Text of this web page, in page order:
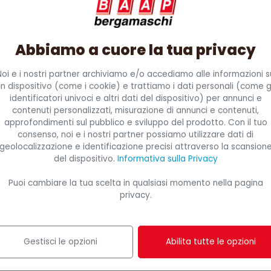
subito un preventivo
prezzi, disponibilità e soluzioni su misura per la tua
Abbiamo a cuore la tua privacy
e i nostri partner archiviamo e/o accediamo alle informazioni
dispositivo (come i cookie) e trattiamo i dati personali (come
identificatori univoci e altri dati del dispositivo) per annunci e
contenuti personalizzati, misurazione di annunci e contenuti,
approfondimenti sul pubblico e sviluppo del prodotto. Con il tuo
consenso, noi e i nostri partner possiamo utilizzare dati di
geolocalizzazione e identificazione precisi attraverso la scansione
del dispositivo. Informativa sulla Privacy
Puoi cambiare la tua scelta in qualsiasi momento nella pagina
privacy.
Gestisci le opzioni Abilita tutte le opzioni